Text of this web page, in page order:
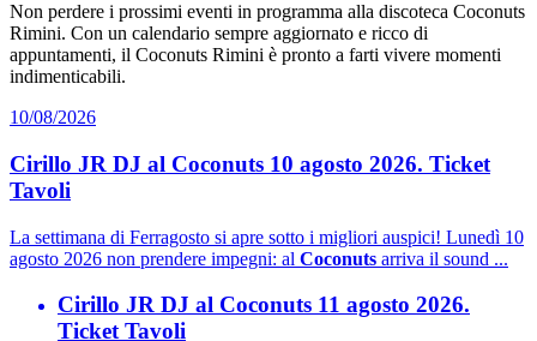
Non perdere i prossimi eventi in programma alla discoteca Coconuts
Rimini. Con un calendario sempre aggiornato e ricco di
appuntamenti, il Coconuts Rimini è pronto a farti vivere momenti
indimenticabili.
10/08/2026
Cirillo JR DJ al Coconuts 10 agosto 2026. Ticket
Tavoli
La settimana di Ferragosto si apre sotto i migliori auspici! Lunedì 10
agosto 2026 non prendere impegni: al Coconuts arriva il sound ...
Cirillo JR DJ al Coconuts 11 agosto 2026.
Ticket Tavoli